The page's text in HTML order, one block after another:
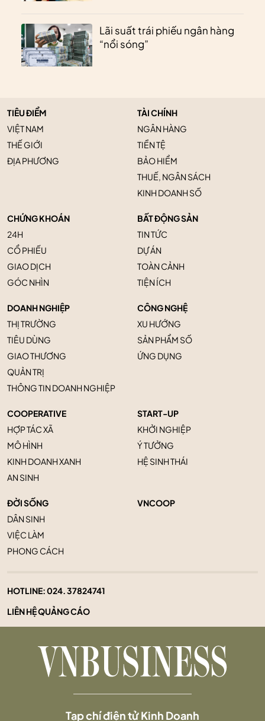
Lãi suất trái phiếu ngân hàng
“nổi sóng”
TIÊU ĐIỂM
VIỆT NAM
THẾ GIỚI
ĐỊA PHƯƠNG
TÀI CHÍNH
NGÂN HÀNG
TIỀN TỆ
BẢO HIỂM
THUẾ, NGÂN SÁCH
KINH DOANH SỐ
CHỨNG KHOÁN
24H
CỔ PHIẾU
GIAO DỊCH
GÓC NHÌN
BẤT ĐỘNG SẢN
TIN TỨC
DỰ ÁN
TOÀN CẢNH
TIỆN ÍCH
DOANH NGHIỆP
THỊ TRƯỜNG
TIÊU DÙNG
GIAO THƯƠNG
QUẢN TRỊ
THÔNG TIN DOANH NGHIỆP
CÔNG NGHỆ
XU HƯỚNG
SẢN PHẨM SỐ
ỨNG DỤNG
COOPERATIVE
HỢP TÁC XÃ
MÔ HÌNH
KINH DOANH XANH
AN SINH
START-UP
KHỞI NGHIỆP
Ý TƯỞNG
HỆ SINH THÁI
ĐỜI SỐNG
DÂN SINH
VIỆC LÀM
PHONG CÁCH
VNCOOP
HOTLINE:024. 37824741
LIÊN HỆ QUẢNG CÁO
Tạp chí điện tử Kinh Doanh